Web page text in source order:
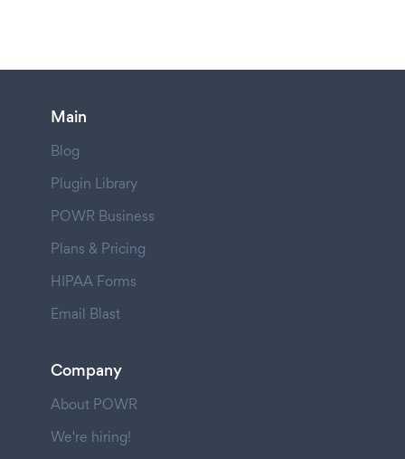
Main
Blog
Plugin Library
POWR Business
Plans & Pricing
HIPAA Forms
Email Blast
Company
About POWR
We're hiring!